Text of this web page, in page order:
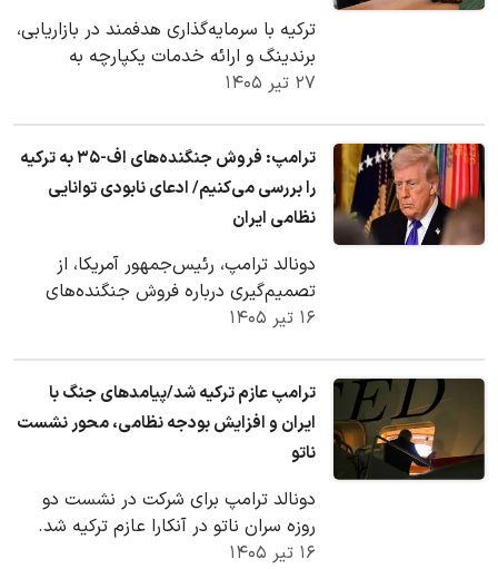
ترکیه با سرمایه‌گذاری هدفمند در بازاریابی،
برندینگ و ارائه خدمات یکپارچه به
بیماران خارجی، سالانه میلیاردها دلار از…
۲۷ تیر ۱۴۰۵
ترامپ: فروش جنگنده‌های اف-۳۵ به ترکیه
را بررسی می‌کنیم/ ادعای نابودی توانایی
نظامی ایران
دونالد ترامپ، رئیس‌جمهور آمریکا، از
تصمیم‌گیری درباره فروش جنگنده‌های
اف-۳۵ به ترکیه خبر داد و روابط کنونی با
۱۶ تیر ۱۴۰۵
ترامپ عازم ترکیه شد/پیامدهای جنگ با
ایران و افزایش بودجه نظامی، محور نشست
ناتو
دونالد ترامپ برای شرکت در نشست دو
روزه سران ناتو در آنکارا عازم ترکیه شد.
پیامدهای جنگ با ایران و فشار برای
۱۶ تیر ۱۴۰۵